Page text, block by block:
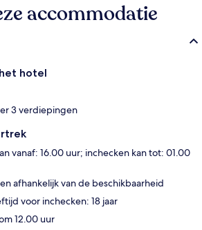
accommodatie
hotel
3 verdiepingen
vanaf: 16.00 uur; inchecken kan tot: 01.00
afhankelijk van de beschikbaarheid
voor inchecken: 18 jaar
12.00 uur